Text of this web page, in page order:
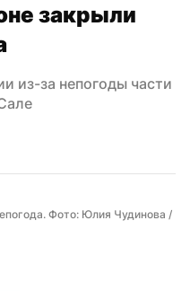
закрыли
из-за непогоды части
Фото: Юлия Чудинова /